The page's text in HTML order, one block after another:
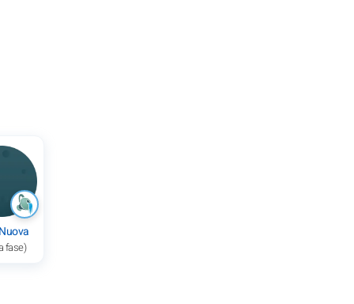
fase)